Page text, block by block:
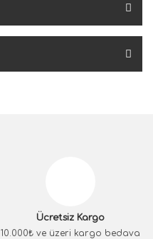
Ücretsiz Kargo
10.000₺ ve üzeri kargo bedava